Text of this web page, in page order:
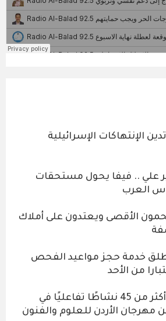
الإنتهاكات الإسرائيلية
علي .. فيفا يحول مستحقات
العرب
الأقصى ويعتدون على أملاك
خدمة حجز مواعيد الفحص
من الأحد
متحف الأطفال: أكثر من 45 نشاطًا تفاعليًا في
مهرجان الأردن للعلوم والفنون